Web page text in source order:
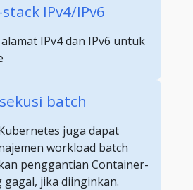
IPv4/IPv6
IPv4 dan IPv6 untuk
batch
juga dapat
workload batch
penggantian Container-
jika diinginkan.